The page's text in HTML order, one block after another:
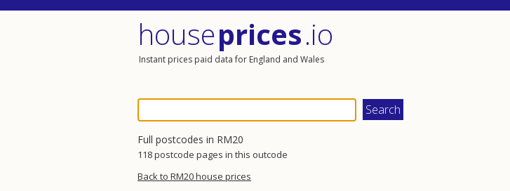
houseprices.io
Instant prices paid data for England and Wales
Full postcodes in RM20
118 postcode pages in this outcode
Back to RM20 house prices